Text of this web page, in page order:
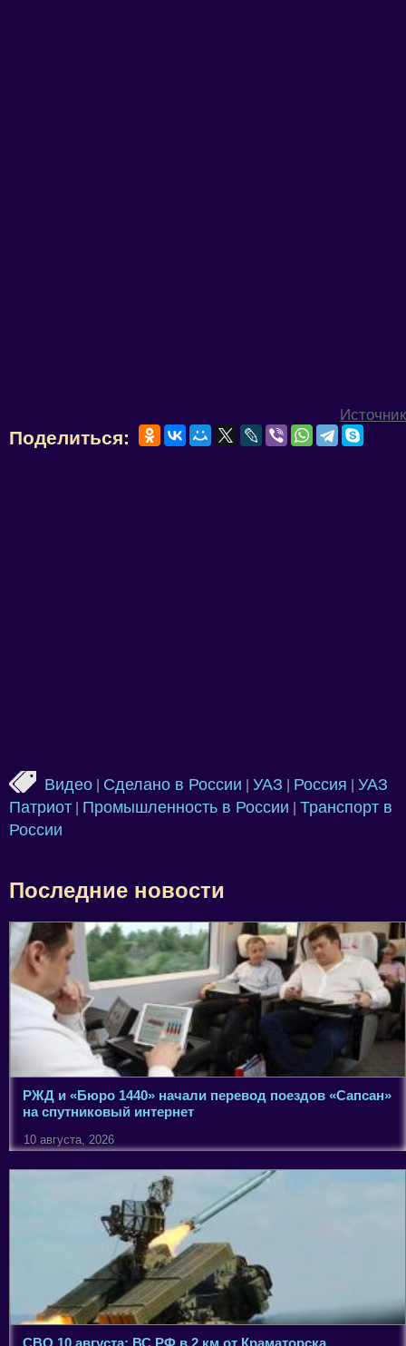
Источник
Поделиться:
Видео Сделано в России УАЗ Россия
УАЗ
Патриот
Промышленность в России
Транспорт в
России
Последние новости
РЖД и «Бюро 1440» начали перевод поездов «Сапсан»
на спутниковый интернет
10 августа, 2026
СВО 10 августа: ВС РФ в 2 км от Краматорска,